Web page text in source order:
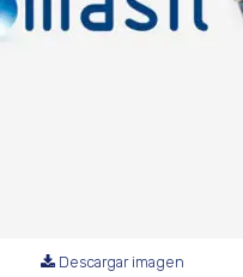
Descargar imagen